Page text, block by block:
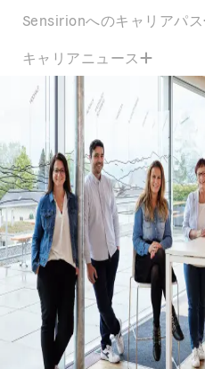
Sensirionへのキャリアパス
キャリアニュース